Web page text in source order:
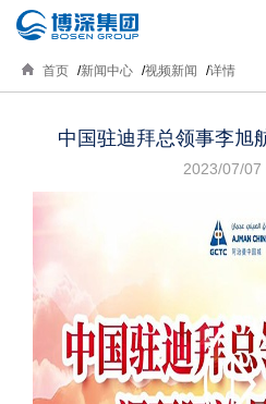
首页 新闻中心 视频新闻 详情
中国驻迪拜总领事李旭
2023/07/07